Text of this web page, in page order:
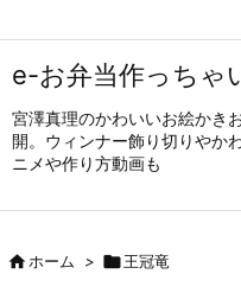
e-お弁当作っちゃ
宮澤真理のかわいいお絵かき
開。ウィンナー飾り切りやか
ニメや作り方動画も
ホーム > 王冠竜